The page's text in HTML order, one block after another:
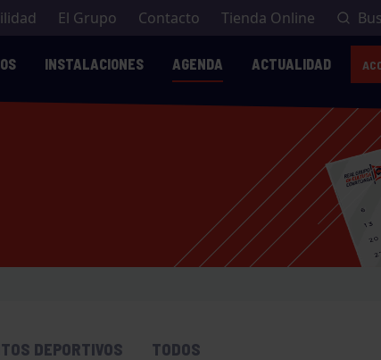
El Grupo Contacto Tienda Online
INSTALACIONES AGENDA ACTUALIDAD
DEPORTIVOS TODOS